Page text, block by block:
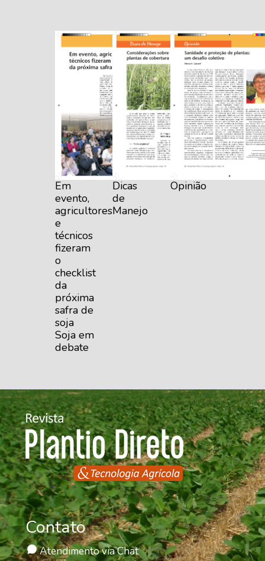
Em
evento,
agricultores
e
técnicos
fizeram
o
checklist
da
próxima
safra de
soja
Soja em
debate
Dicas
de
Manejo
Opinião
Contato
Atendimento via Chat